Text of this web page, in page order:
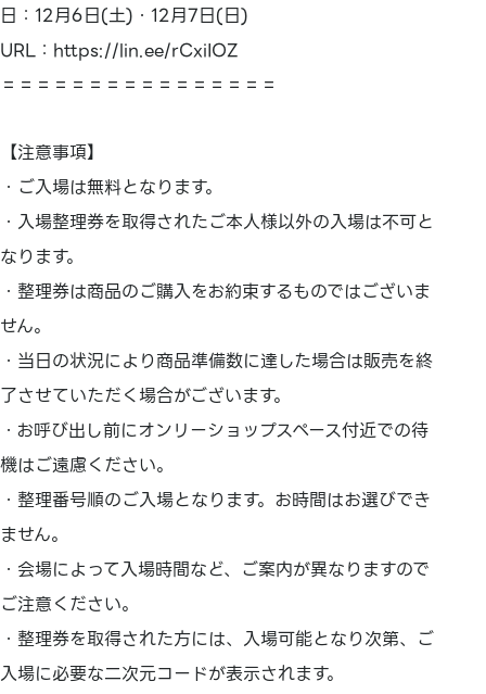
日：12月6日(土)・12月7日(日)
URL：https://lin.ee/rCxiIOZ
＝＝＝＝＝＝＝＝＝＝＝＝＝＝＝＝
【注意事項】
・ご入場は無料となります。
・入場整理券を取得されたご本人様以外の入場は不可と
なります。
・整理券は商品のご購入をお約束するものではございま
せん。
・当日の状況により商品準備数に達した場合は販売を終
了させていただく場合がございます。
・お呼び出し前にオンリーショップスペース付近での待
機はご遠慮ください。
・整理番号順のご入場となります。お時間はお選びでき
ません。
・会場によって入場時間など、ご案内が異なりますので
ご注意ください。
・整理券を取得された方には、入場可能となり次第、ご
入場に必要な二次元コードが表示されます。